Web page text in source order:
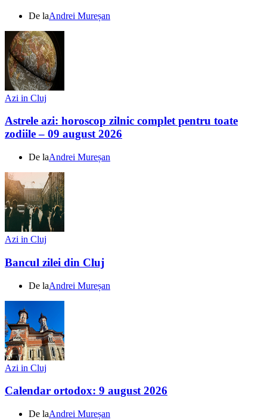
De laAndrei Mureșan
Azi in Cluj
Astrele azi: horoscop zilnic complet pentru toate
zodiile – 09 august 2026
De laAndrei Mureșan
Azi in Cluj
Bancul zilei din Cluj
De laAndrei Mureșan
Azi in Cluj
Calendar ortodox: 9 august 2026
De laAndrei Mureșan